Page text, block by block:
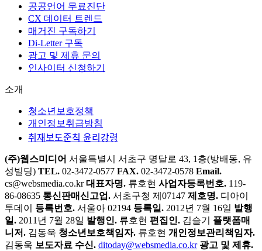
공공언어 무료진단
CX 데이터 트렌드
매거진 구독하기
Di-Letter 구독
광고 및 제휴 문의
인사이터 신청하기
소개
청소년보호정책
개인정보취급방침
취재보도준칙 윤리강령
(주)웹스미디어 서울특별시 서초구 명달로 43, 1층(방배동, 유
성빌딩) TEL. 02-3472-0577 FAX. 02-3472-0578 Email.
cs@websmedia.co.kr 대표자명. 류호현 사업자등록번호. 119-
86-08635 통신판매신고업. 서초구청 제07147 제호명. 디아이
투데이
등록번호. 서울아 02194 등록일. 2012년 7월 16일 발행
일. 2011년 7월 28일 발행인. 류호현 편집인. 김슬기
플랫폼매
니저. 김동욱 청소년보호책임자. 류호현 개인정보관리책임자.
김동욱 보도자료 수신. ditoday@websmedia.co.kr 광고 및 제휴.